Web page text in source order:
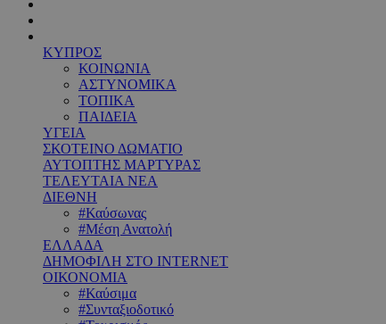
ΚΥΠΡΟΣ
ΚΟΙΝΩΝΙΑ
ΑΣΤΥΝΟΜΙΚΑ
ΤΟΠΙΚΑ
ΠΑΙΔΕΙΑ
ΥΓΕΙΑ
ΣΚΟΤΕΙΝΟ ΔΩΜΑΤΙΟ
ΑΥΤΟΠΤΗΣ ΜΑΡΤΥΡΑΣ
ΤΕΛΕΥΤΑΙΑ ΝΕΑ
ΔΙΕΘΝΗ
#Καύσωνας
#Μέση Ανατολή
ΕΛΛΑΔΑ
ΔΗΜΟΦΙΛΗ ΣΤΟ INTERNET
ΟΙΚΟΝΟΜΙΑ
#Καύσιμα
#Συνταξιοδοτικό